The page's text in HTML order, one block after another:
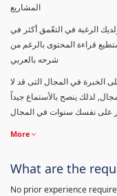
المشاريع
الرغبة في التعّمق أكثر في
قراءة المحتوى بالرغم من
شرحه بالعربي
الخبرة في المجال التى قد لا
لذلك ينصح بالأستماع جيداً
على نفسك سنوات في المجال
More
What are the
No prior experience